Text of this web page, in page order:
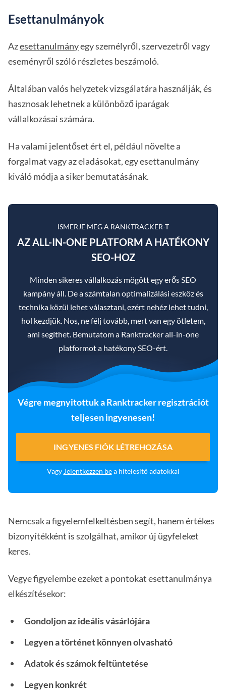
Esettanulmányok
Azesettanulmányegy személyről, szervezetről vagy
eseményről szóló részletes beszámoló.
Általában valós helyzetek vizsgálatára használják, és
hasznosak lehetnek a különböző iparágak
vállalkozásai számára.
Ha valami jelentőset ért el, például növelte a
forgalmat vagy az eladásokat, egy esettanulmány
kiváló módja a siker bemutatásának.
ISMERJE MEG A RANKTRACKER-T
AZ ALL-IN-ONE PLATFORM A HATÉKONY
SEO-HOZ
Minden sikeres vállalkozás mögött egy erős SEO
kampány áll. De a számtalan optimalizálási eszköz és
technika közül lehet választani, ezért nehéz lehet tudni,
hol kezdjük. Nos, ne félj tovább, mert van egy ötletem,
ami segíthet. Bemutatom a Ranktracker all-in-one
platformot a hatékony SEO-ért.
Végre megnyitottuk a Ranktracker regisztrációt
teljesen ingyenesen!
INGYENES FIÓK LÉTREHOZÁSA
Vagy Jelentkezzen bea hitelesítő adatokkal
Nemcsak a figyelemfelkeltésben segít, hanem értékes
bizonyítékként is szolgálhat, amikor új ügyfeleket
keres.
Vegye figyelembe ezeket a pontokat esettanulmánya
elkészítésekor:
Gondoljon az ideális vásárlójára
Legyen a történet könnyen olvasható
Adatok és számok feltüntetése
Legyen konkrét